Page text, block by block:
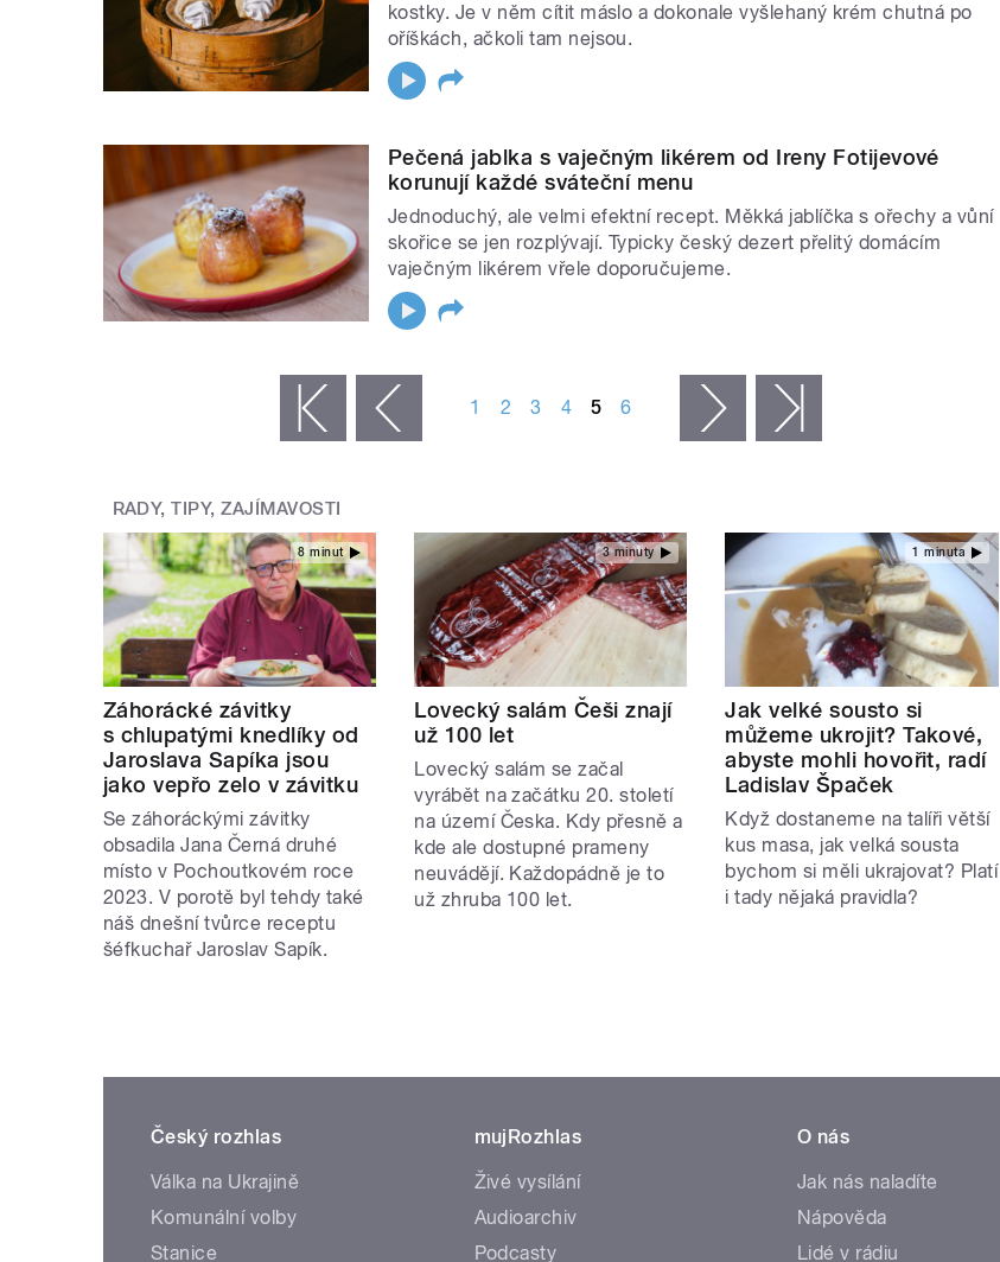
kostky. Je v něm cítit máslo a dokonale vyšlehaný krém chutná po
oříškách, ačkoli tam nejsou.
Pečená jablka s vaječným likérem od Ireny Fotijevové
korunují každé sváteční menu
Jednoduchý, ale velmi efektní recept. Měkká jablíčka s ořechy a vůní
skořice se jen rozplývají. Typicky český dezert přelitý domácím
vaječným likérem vřele doporučujeme.
‹ předchozí 1 2 3 4 5 6 následující ›
RADY, TIPY, ZAJÍMAVOSTI
8 minut
Záhorácké závitky
s chlupatými knedlíky od
Jaroslava Sapíka jsou
jako vepřo zelo v závitku
Se záhoráckými závitky
obsadila Jana Černá druhé
místo v Pochoutkovém roce
2023. V porotě byl tehdy také
náš dnešní tvůrce receptu
šéfkuchař Jaroslav Sapík.
3 minuty
Lovecký salám Češi znají
už 100 let
Lovecký salám se začal
vyrábět na začátku 20. století
na území Česka. Kdy přesně a
kde ale dostupné prameny
neuvádějí. Každopádně je to
už zhruba 100 let.
1 minuta
Jak velké sousto si
můžeme ukrojit? Takové,
abyste mohli hovořit, radí
Ladislav Špaček
Když dostaneme na talíři větší
kus masa, jak velká sousta
bychom si měli ukrajovat? Platí
i tady nějaká pravidla?
Český rozhlas
Válka na Ukrajině
Komunální volby
Stanice
mujRozhlas
Živé vysílání
Audioarchiv
Podcasty
O nás
Jak nás naladíte
Nápověda
Lidé v rádiu